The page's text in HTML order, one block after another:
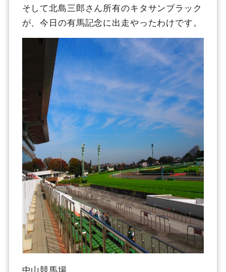
そして北島三郎さん所有のキタサンブラック
が、今日の有馬記念に出走やったわけです。
中山競馬場